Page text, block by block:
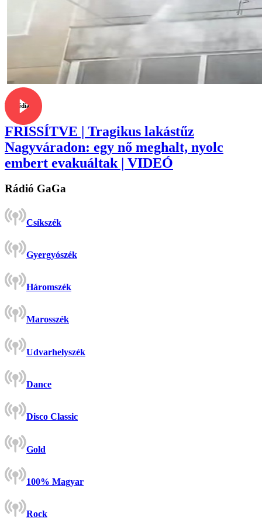
Tragédia
FRISSÍTVE | Tragikus lakástűz
Nagyváradon: egy nő meghalt, nyolc
embert evakuáltak | VIDEÓ
Rádió GaGa
Csíkszék
Gyergyószék
Háromszék
Marosszék
Udvarhelyszék
Dance
Disco Classic
Gold
100% Magyar
Rock